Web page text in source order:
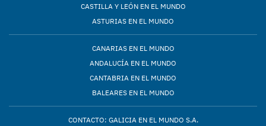
CASTILLA Y LEÓN EN EL MUNDO
ASTURIAS EN EL MUNDO
CANARIAS EN EL MUNDO
ANDALUCÍA EN EL MUNDO
CANTABRIA EN EL MUNDO
BALEARES EN EL MUNDO
CONTACTO: GALICIA EN EL MUNDO S.A.